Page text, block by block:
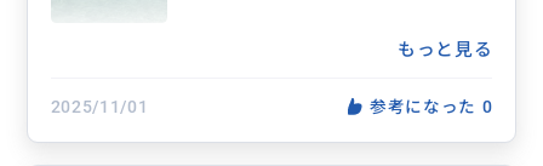
また行きたいです！
色々とご対応いただき、どうもありがとうございま
もっと見る
2025/11/01 参考になった 0